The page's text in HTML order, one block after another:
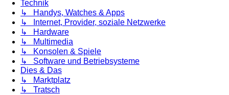
Technik
↳ Handys, Watches & Apps
↳ Internet, Provider, soziale Netzwerke
↳ Hardware
↳ Multimedia
↳ Konsolen & Spiele
↳ Software und Betriebsysteme
Dies & Das
↳ Marktplatz
↳ Tratsch